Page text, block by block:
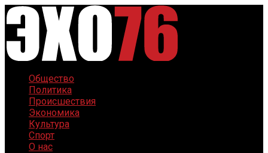
Общество
Политика
Происшествия
Экономика
Культура
Спорт
О нас